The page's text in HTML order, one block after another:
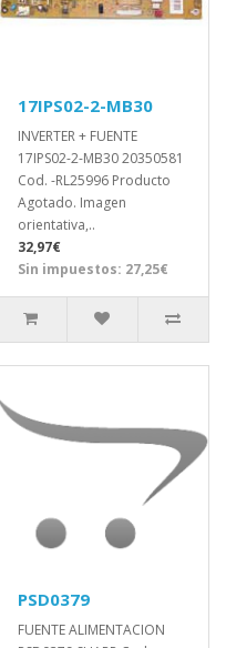
17IPS02-2-MB30
INVERTER + FUENTE
17IPS02-2-MB30 20350581
Cod. -RL25996 Producto
Agotado. Imagen
orientativa,..
32,97€
Sin impuestos: 27,25€
PSD0379
FUENTE ALIMENTACION